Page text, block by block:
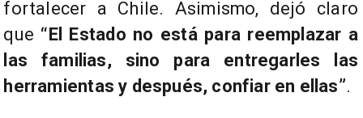
fortalecer a Chile. Asimismo, dejó claro
que “El Estado no está para reemplazar a
las familias, sino para entregarles las
herramientas y después, confiar en ellas”.